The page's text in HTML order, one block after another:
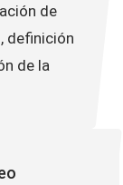
de
definición
de la